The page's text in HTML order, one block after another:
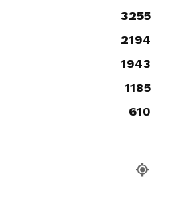
3255
2194
1943
1185
610